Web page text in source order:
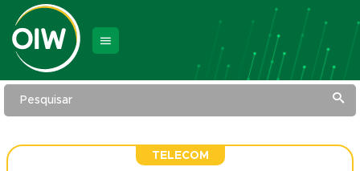
Pesquisar
TELECOM